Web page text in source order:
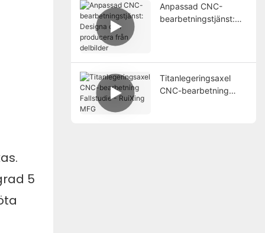
5
Anpassad CNC-
bearbetningstjänst:
Titanlegeringsaxel
CNC-bearbetning